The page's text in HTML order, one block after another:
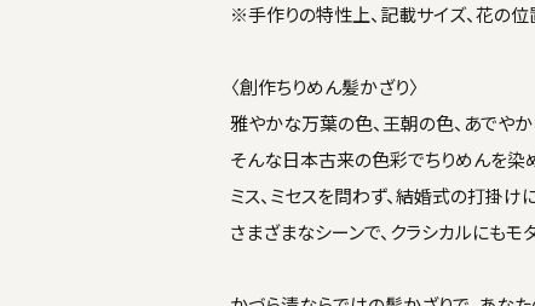
※手作りの特性上、記載サイズ、花の
〈創作ちりめん髪かざり〉
雅やかな万葉の色、王朝の色、あでや
そんな日本古来の色彩でちりめんを染
ミス、ミセスを問わず、結婚式の打掛け
さまざまなシーンで、クラシカルにもモ